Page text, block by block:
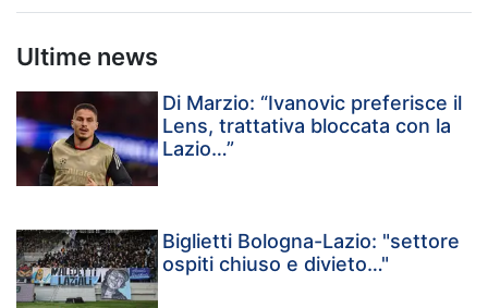
Ultime news
Di Marzio: “Ivanovic preferisce il
Lens, trattativa bloccata con la
Lazio…”
Biglietti Bologna-Lazio: "settore
ospiti chiuso e divieto…"